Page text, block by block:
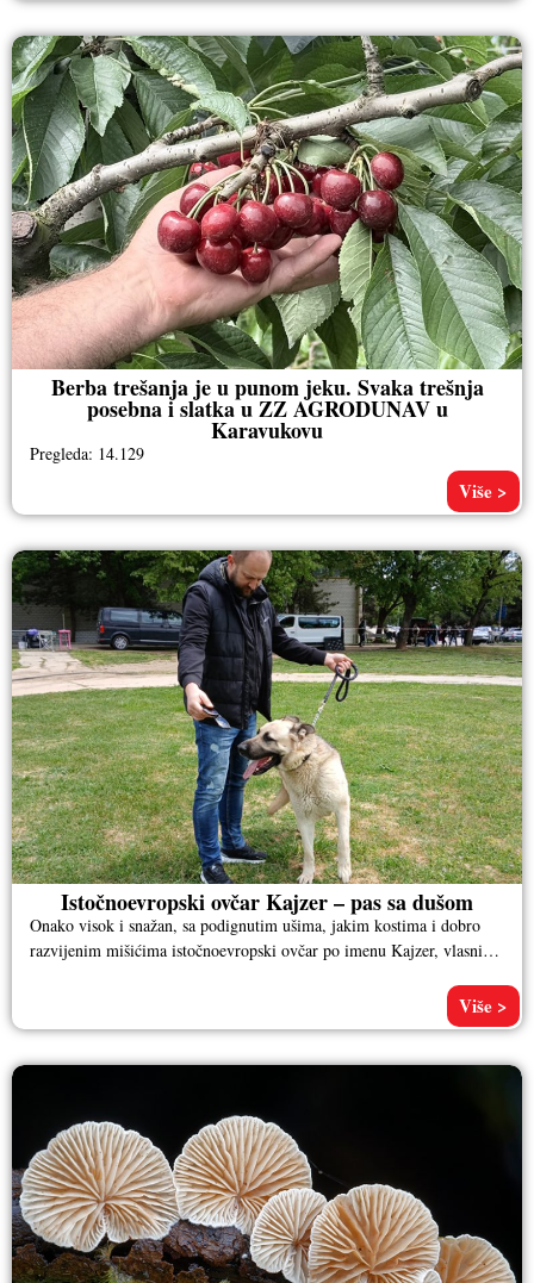
Berba trešanja je u punom jeku. Svaka trešnja
posebna i slatka u ZZ AGRODUNAV u
Karavukovu
Pregleda: 14.129
Više >
Istočnoevropski ovčar Kajzer – pas sa dušom
Onako visok i snažan, sa podignutim ušima, jakim kostima i dobro
razvijenim mišićima istočnoevropski ovčar po imenu Kajzer, vlasnika
Više >